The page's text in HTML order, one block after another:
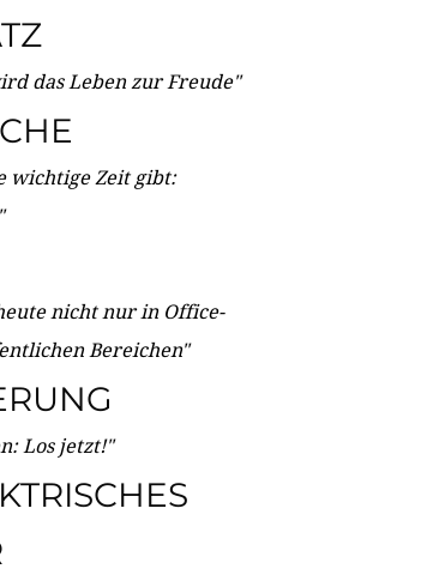
das Leben zur Freude"
wichtige Zeit gibt:
nicht nur in Office-
Bereichen"
Los jetzt!"